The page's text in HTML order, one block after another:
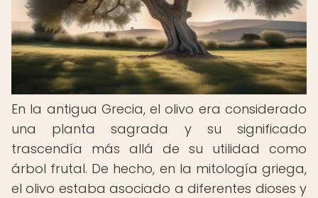
En la antigua Grecia, el olivo era considerado
una planta sagrada y su significado
trascendía más allá de su utilidad como
árbol frutal. De hecho, en la mitología griega,
el olivo estaba asociado a diferentes dioses y